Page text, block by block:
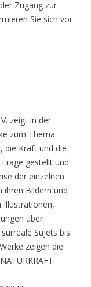
Zugang zur
Sie sich vor
zeigt in der
zum Thema
die Kraft und die
gestellt und
der einzelnen
ihren Bildern und
Illustrationen,
über
Sujets bis
zeigen die